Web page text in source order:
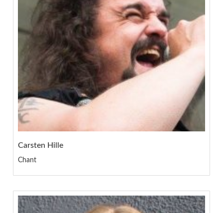
Carsten Hille
Chant